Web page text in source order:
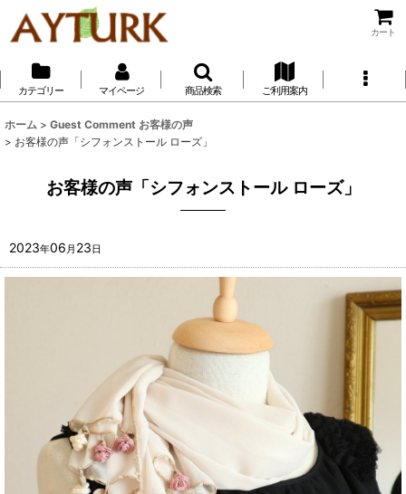
カート
カテゴリー マイページ 商品検索 ご利用案内
ホーム > Guest Comment お客様の声
> お客様の声「シフォンストール ローズ」
お客様の声「シフォンストール ローズ」
2023年06 月 23日